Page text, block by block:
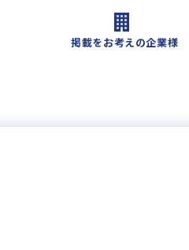
掲載をお考えの企業様